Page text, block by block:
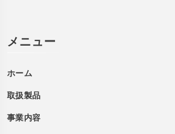
メニュー
ホーム
取扱製品
事業内容